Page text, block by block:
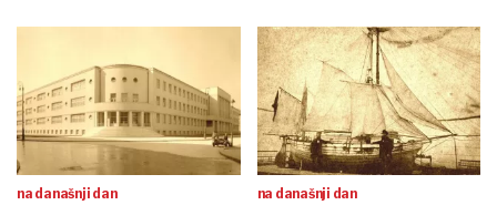
na današnji dan na današnji dan